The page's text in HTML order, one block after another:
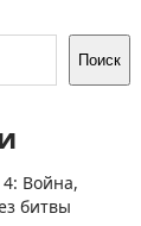
Поиск
Война,
битвы